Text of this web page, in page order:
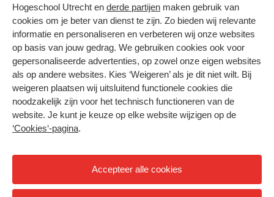
Hogeschool Utrecht en derde partijen maken gebruik van
cookies om je beter van dienst te zijn. Zo bieden wij relevante
informatie en personaliseren en verbeteren wij onze websites
op basis van jouw gedrag. We gebruiken cookies ook voor
gepersonaliseerde advertenties, op zowel onze eigen websites
als op andere websites. Kies ‘Weigeren’ als je dit niet wilt. Bij
weigeren plaatsen wij uitsluitend functionele cookies die
noodzakelijk zijn voor het technisch functioneren van de
website. Je kunt je keuze op elke website wijzigen op de
‘Cookies‘-pagina.
Accepteer alle cookies
Contact
Master
Post-master
Studiekeuze deeltijd
HU Bibliotheek
HU Ontwikkelt
Duurzame HU
Intranet
Trajectum
Hier komt alles samen
Colofon
Privacy
Cookies
Nieuwsbrief
Hoog contrast